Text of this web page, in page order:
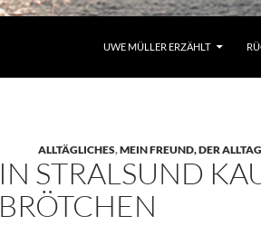
UWE MÜLLER ERZÄHLT
ALLTÄGLICHES,MEIN FREUND, DER ALLTAG
IN STRALSUND
BRÖTCHEN